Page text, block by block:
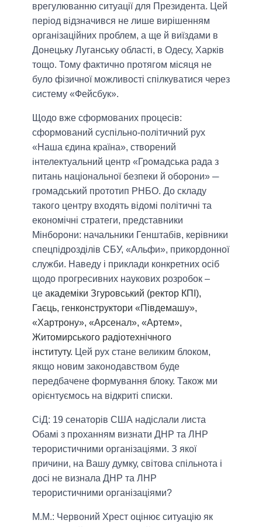
врегулюванню ситуації для Президента. Цей
період відзначився не лише вирішенням
організаційних проблем, а ще й виїздами в
Донецьку Луганську області, в Одесу, Харків
тощо. Тому фактично протягом місяця не
було фізичної можливості спілкуватися через
систему «Фейсбук».
Щодо вже сформованих процесів:
сформований суспільно-політичний рух
«Наша єдина країна», створений
інтелектуальний центр «Громадська рада з
питань національної безпеки й оборони» ─
громадський прототип РНБО. До складу
такого центру входять відомі політичні та
економічні стратеги, представники
Мінборони: начальники Генштабів, керівники
спецпідрозділів СБУ, «Альфи», прикордонної
служби. Наведу і приклади конкретних осіб
щодо прогресивних наукових розробок –
це академіки Згуровський (ректор КПІ),
Гаєць, генконструктори «Півдемашу»,
«Хартрону», «Арсенал», «Артем»,
Житомирського радіотехнічного
інституту. Цей рух стане великим блоком,
якщо новим законодавством буде
передбачене формування блоку. Також ми
орієнтуємось на відкриті списки.
СіД: 19 сенаторів США надіслали листа
Обамі з проханням визнати ДНР та ЛНР
терористичними організаціями. З якої
причини, на Вашу думку, світова спільнота і
досі не визнала ДНР та ЛНР
терористичними організаціями?
М.М.: Червоний Хрест оцінює ситуацію як